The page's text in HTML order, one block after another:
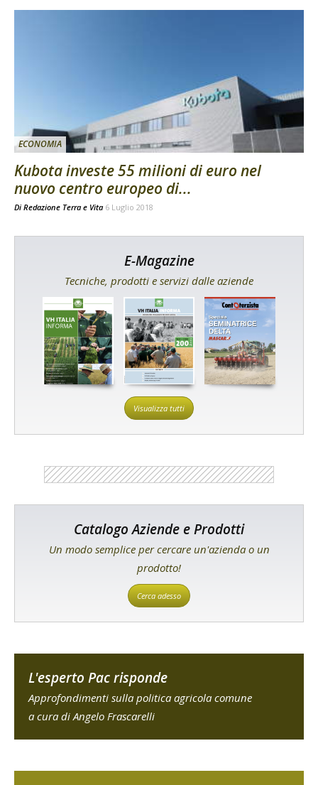
ECONOMIA
Kubota investe 55 milioni di euro nel
nuovo centro europeo di...
Di Redazione Terra e Vita 6 Luglio 2018
E-Magazine
Tecniche, prodotti e servizi dalle aziende
Visualizza tutti
Catalogo Aziende e Prodotti
Un modo semplice per cercare un'azienda o un
prodotto!
Cerca adesso
L'esperto Pac risponde
Approfondimenti sulla politica agricola comune
a cura di Angelo Frascarelli